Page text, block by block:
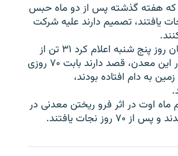
که هفته گذشته پس از دو ماه حبس
يافتند، تصميم دارند عليه شرکت
يکی از وکلای معدنچيان روز پنج شنبه اعلام کرد ۳۱ تن از
۳۳ معدنچی گرفتار در اين معدن، قصد دارند بابت ۷۰ روزی
۷۰۰ متری زمين به دام افتاده بودند،
ماه اوت در اثر فرو ريختن معدنی در
روز نجات يافتند.